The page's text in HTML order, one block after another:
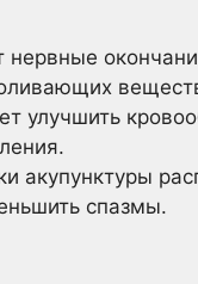
нервные
улучшить
акупунктуры
спазмы.